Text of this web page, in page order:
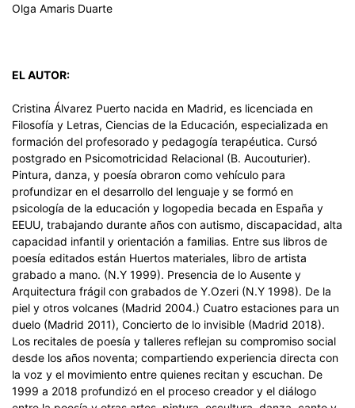
Olga Amaris Duarte
EL AUTOR:
Cristina Álvarez Puerto nacida en Madrid, es licenciada en
Filosofía y Letras, Ciencias de la Educación, especializada en
formación del profesorado y pedagogía terapéutica. Cursó
postgrado en Psicomotricidad Relacional (B. Aucouturier).
Pintura, danza, y poesía obraron como vehículo para
profundizar en el desarrollo del lenguaje y se formó en
psicología de la educación y logopedia becada en España y
EEUU, trabajando durante años con autismo, discapacidad, alta
capacidad infantil y orientación a familias. Entre sus libros de
poesía editados están Huertos materiales, libro de artista
grabado a mano. (N.Y 1999). Presencia de lo Ausente y
Arquitectura frágil con grabados de Y.Ozeri (N.Y 1998). De la
piel y otros volcanes (Madrid 2004.) Cuatro estaciones para un
duelo (Madrid 2011), Concierto de lo invisible (Madrid 2018).
Los recitales de poesía y talleres reflejan su compromiso social
desde los años noventa; compartiendo experiencia directa con
la voz y el movimiento entre quienes recitan y escuchan. De
1999 a 2018 profundizó en el proceso creador y el diálogo